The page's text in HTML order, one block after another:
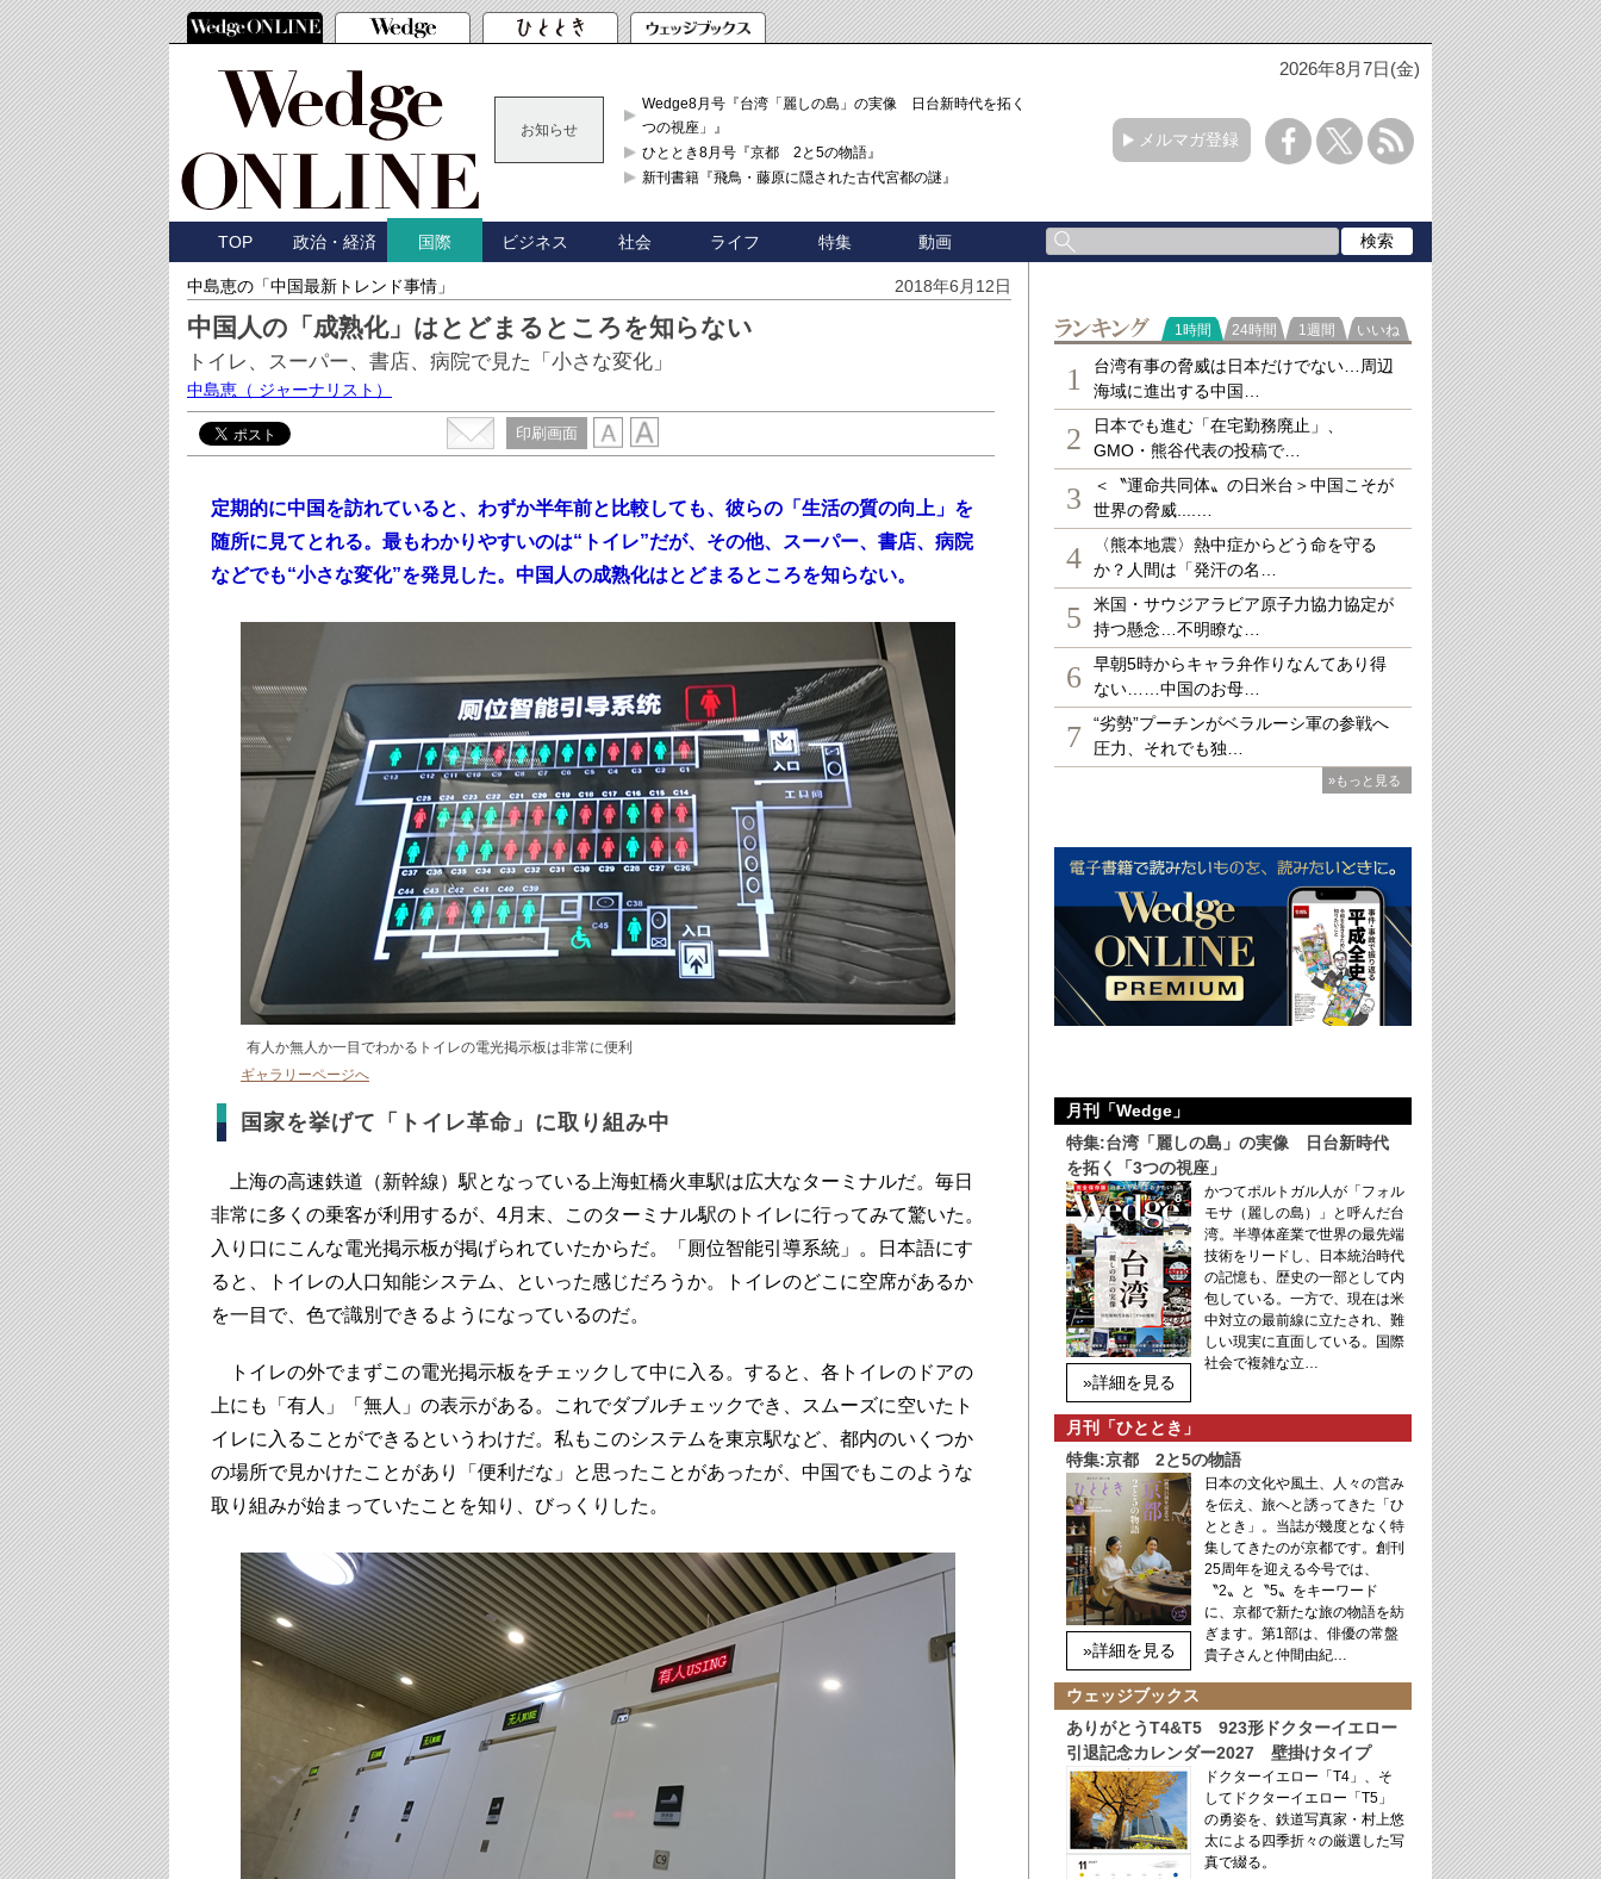
2026年8月7日(金)
お知らせ
Wedge8月号『台湾「麗しの島」の実像 日台新時代を拓く「3
つの視座」』
ひととき8月号『京都 2と5の物語』
新刊書籍『飛鳥・藤原に隠された古代宮都の謎』
メルマガ登録
TOP 政治・経済 国際 ビジネス 社会 ライフ 特集 動画
中島恵の「中国最新トレンド事情」 2018年6月12日
中国人の「成熟化」はとどまるところを知らない
トイレ、スーパー、書店、病院で見た「小さな変化」
中島恵 （ ジャーナリスト）
印刷画面
定期的に中国を訪れていると、わずか半年前と比較しても、彼らの「生活の質の向上」を
随所に見てとれる。最もわかりやすいのは“トイレ”だが、その他、スーパー、書店、病院
などでも“小さな変化”を発見した。中国人の成熟化はとどまるところを知らない。
有人か無人か一目でわかるトイレの電光掲示板は非常に便利
ギャラリーページへ
国家を挙げて「トイレ革命」に取り組み中
上海の高速鉄道（新幹線）駅となっている上海虹橋火車駅は広大なターミナルだ。毎日
非常に多くの乗客が利用するが、4月末、このターミナル駅のトイレに行ってみて驚いた。
入り口にこんな電光掲示板が掲げられていたからだ。「厠位智能引導系統」。日本語にす
ると、トイレの人口知能システム、といった感じだろうか。トイレのどこに空席があるか
を一目で、色で識別できるようになっているのだ。
トイレの外でまずこの電光掲示板をチェックして中に入る。すると、各トイレのドアの
上にも「有人」「無人」の表示がある。これでダブルチェックでき、スムーズに空いたト
イレに入ることができるというわけだ。私もこのシステムを東京駅など、都内のいくつか
の場所で見かけたことがあり「便利だな」と思ったことがあったが、中国でもこのような
取り組みが始まっていたことを知り、びっくりした。
ランキング
1時間 24時間 1週間 いいね
1
台湾有事の脅威は日本だけでない…周辺
海域に進出する中国…
2
日本でも進む「在宅勤務廃止」、
GMO・熊谷代表の投稿で…
3
＜〝運命共同体〟の日米台＞中国こそが
世界の脅威....…
4
〈熊本地震〉熱中症からどう命を守る
か？人間は「発汗の名…
5
米国・サウジアラビア原子力協力協定が
持つ懸念…不明瞭な…
6
早朝5時からキャラ弁作りなんてあり得
ない……中国のお母…
7
“劣勢”プーチンがベラルーシ軍の参戦へ
圧力、それでも独…
»もっと見る
月刊「Wedge」
特集:台湾「麗しの島」の実像 日台新時代
を拓く「3つの視座」
»詳細を見る
かつてポルトガル人が「フォル
モサ（麗しの島）」と呼んだ台
湾。半導体産業で世界の最先端
技術をリードし、日本統治時代
の記憶も、歴史の一部として内
包している。一方で、現在は米
中対立の最前線に立たされ、難
しい現実に直面している。国際
社会で複雑な立…
月刊「ひととき」
特集:京都 2と5の物語
»詳細を見る
日本の文化や風土、人々の営み
を伝え、旅へと誘ってきた「ひ
ととき」。当誌が幾度となく特
集してきたのが京都です。創刊
25周年を迎える今号では、
〝2〟と〝5〟をキーワード
に、京都で新たな旅の物語を紡
ぎます。第1部は、俳優の常盤
貴子さんと仲間由紀…
ウェッジブックス
ありがとうT4&T5 923形ドクターイエロー
引退記念カレンダー2027 壁掛けタイプ
ドクターイエロー「T4」、そ
してドクターイエロー「T5」
の勇姿を、鉄道写真家・村上悠
太による四季折々の厳選した写
真で綴る。